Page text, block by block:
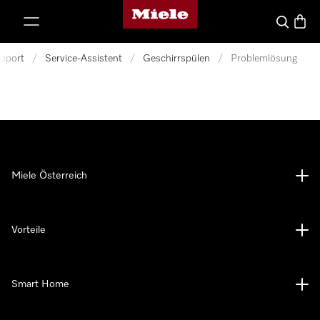
Miele-Homepage
Suche
/ Service-Assistent / Geschirrspülen / Problemlösung
Miele Österreich
Vorteile
Smart Home